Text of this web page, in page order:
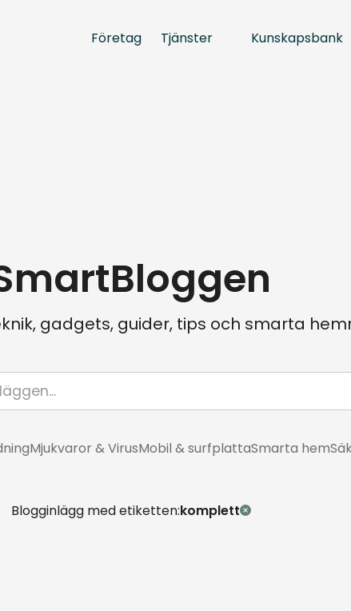
Företag Tjänster Kunskapsbank
gadgets, guider, tips och smarta
Mjukvaror & VirusMobil & surfplattaSmarta hem
Blogginlägg med etiketten:komplett